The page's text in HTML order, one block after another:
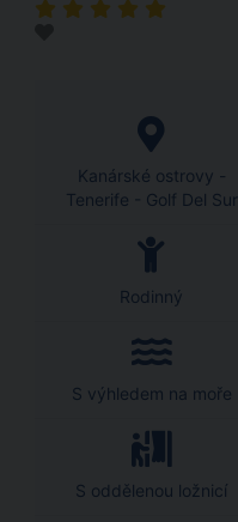
Kanárské ostrovy -
Tenerife - Golf Del Sur
Rodinný
S výhledem na moře
S oddělenou ložnicí